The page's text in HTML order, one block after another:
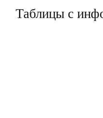
Таблицы с